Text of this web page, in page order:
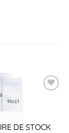
DE STOCK